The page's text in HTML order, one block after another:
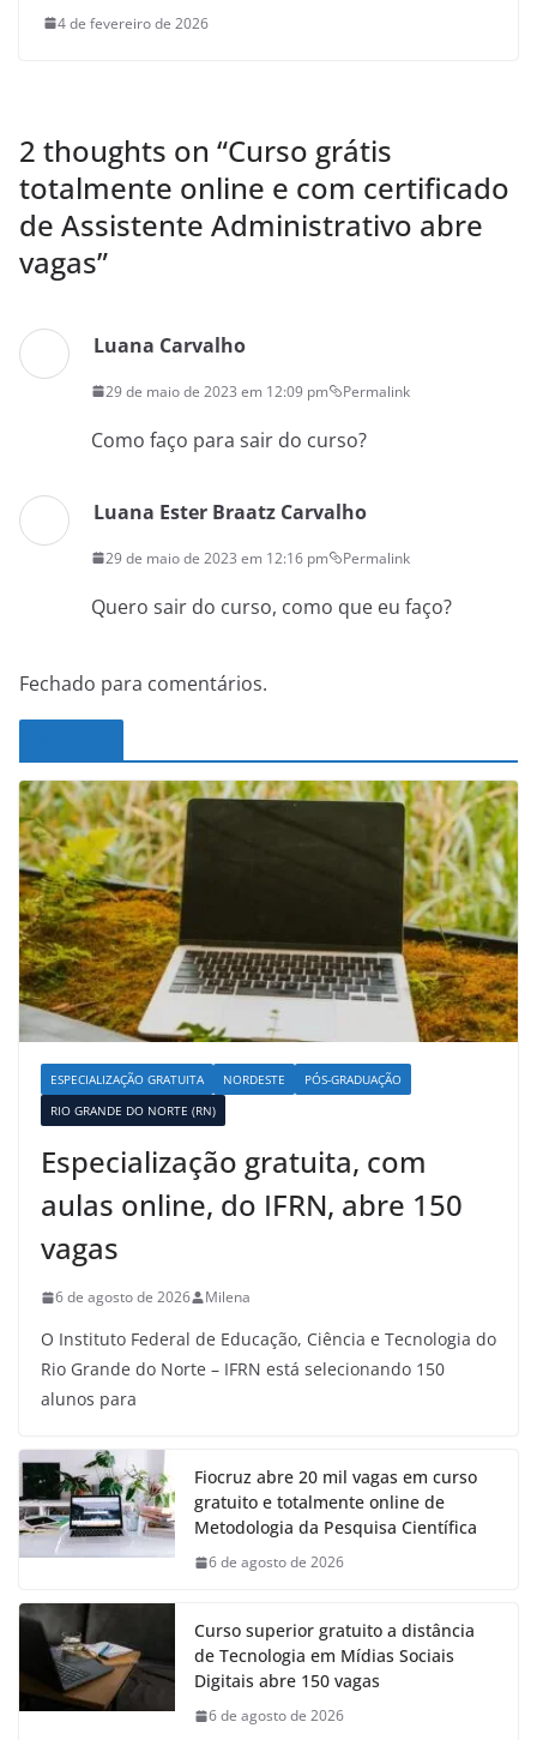
4 de fevereiro de 2026
2 thoughts on “Curso grátis
totalmente online e com certificado
de Assistente Administrativo abre
vagas”
Luana Carvalho
29 de maio de 2023 em 12:09 pm Permalink
Como faço para sair do curso?
Luana Ester Braatz Carvalho
29 de maio de 2023 em 12:16 pm Permalink
Quero sair do curso, como que eu faço?
Fechado para comentários.
ESPECIALIZAÇÃO GRATUITA NORDESTE
PÓS-GRADUAÇÃO
RIO GRANDE DO NORTE (RN)
Especialização gratuita, com
aulas online, do IFRN, abre 150
vagas
6 de agosto de 2026 Milena
O Instituto Federal de Educação, Ciência e Tecnologia do
Rio Grande do Norte – IFRN está selecionando 150
alunos para
Fiocruz abre 20 mil vagas em curso
gratuito e totalmente online de
Metodologia da Pesquisa Científica
6 de agosto de 2026
Curso superior gratuito a distância
de Tecnologia em Mídias Sociais
Digitais abre 150 vagas
6 de agosto de 2026